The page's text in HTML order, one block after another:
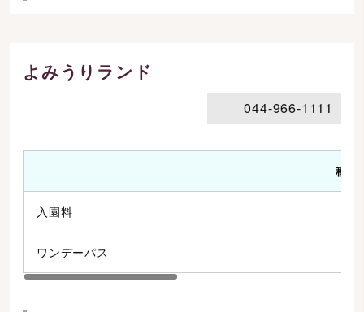
よみうりランド
044-966-1111
種別
入園料
ワンデーパス